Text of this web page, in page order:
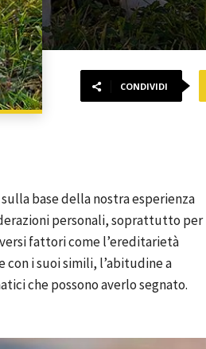
CONDIVIDI
base della nostra esperienza
personali, soprattutto per
fattori come l’ereditarietà
i suoi simili, l’abitudine a
che possono averlo segnato.